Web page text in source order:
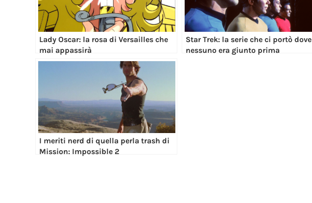
Lady Oscar: la rosa di Versailles che
mai appassirà
Star Trek: la serie che ci portò dove
nessuno era giunto prima
I meriti nerd di quella perla trash di
Mission: Impossible 2